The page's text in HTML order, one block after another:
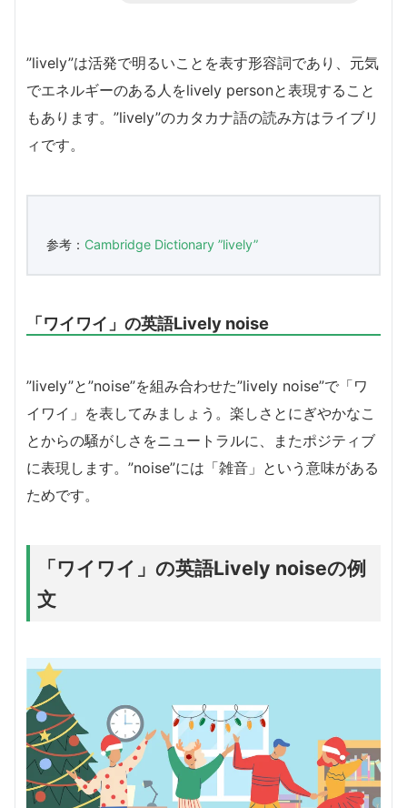
”lively”は活発で明るいことを表す形容詞であり、元気
でエネルギーのある人をlively personと表現すること
もあります。”lively”のカタカナ語の読み方はライブリ
ィです。
参考： Cambridge Dictionary ”lively”
「ワイワイ」の英語Lively noise
”lively”と”noise”を組み合わせた”lively noise”で「ワ
イワイ」を表してみましょう。楽しさとにぎやかなこ
とからの騒がしさをニュートラルに、またポジティブ
に表現します。”noise”には「雑音」という意味がある
ためです。
「ワイワイ」の英語Lively noiseの例
文